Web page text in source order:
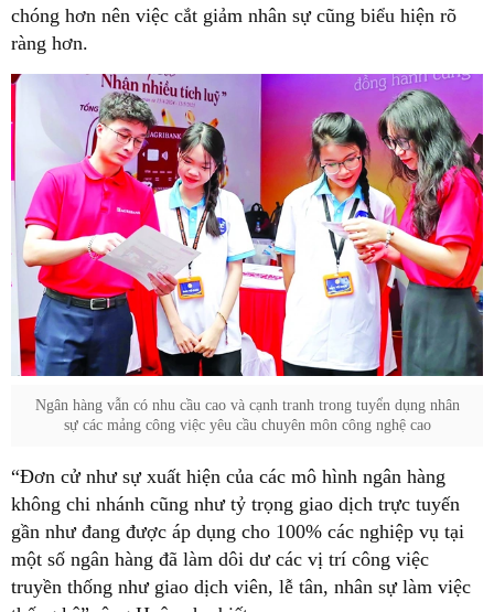
chóng hơn nên việc cắt giảm nhân sự cũng biểu hiện rõ
ràng hơn.
Ngân hàng vẫn có nhu cầu cao và cạnh tranh trong tuyển dụng nhân
sự các mảng công việc yêu cầu chuyên môn công nghệ cao
“Đơn cử như sự xuất hiện của các mô hình ngân hàng
không chi nhánh cũng như tỷ trọng giao dịch trực tuyến
gần như đang được áp dụng cho 100% các nghiệp vụ tại
một số ngân hàng đã làm dôi dư các vị trí công việc
truyền thống như giao dịch viên, lễ tân, nhân sự làm việc